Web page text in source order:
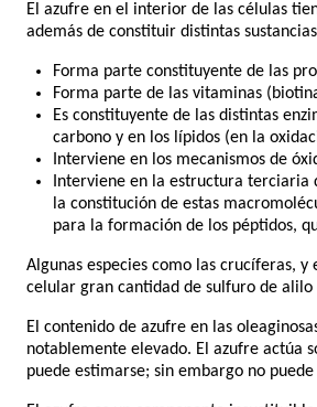
El azufre en el interior de las células
además de constituir distintas
Forma parte constituyente de las
Forma parte de las vitaminas
Es constituyente de las distintas
carbono y en los lípidos (en la
Interviene en los mecanismos de
Interviene en la estructura terciaria
la constitución de estas
para la formación de los péptidos,
Algunas especies como las crucíferas,
celular gran cantidad de sulfuro de
El contenido de azufre en las
notablemente elevado. El azufre actúa
puede estimarse; sin embargo no